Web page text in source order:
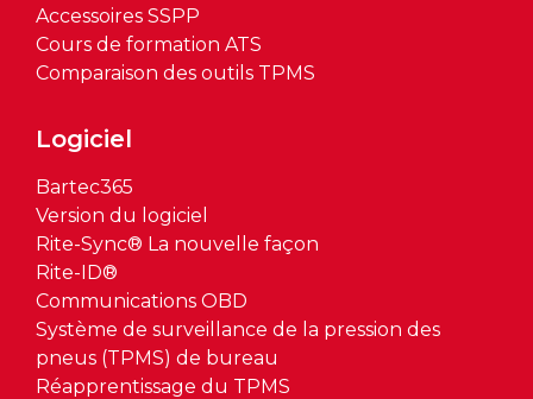
Accessoires SSPP
Cours de formation ATS
Comparaison des outils TPMS
Logiciel
Bartec365
Version du logiciel
Rite-Sync® La nouvelle façon
Rite-ID®
Communications OBD
Système de surveillance de la pression des
pneus (TPMS) de bureau
Réapprentissage du TPMS